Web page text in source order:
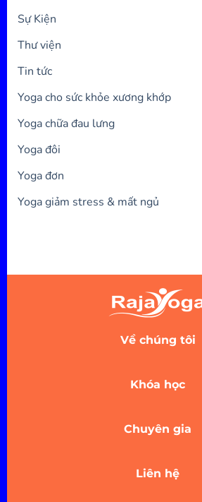
Sự Kiện
Thư viện
Tin tức
Yoga cho sức khỏe xương khớp
Yoga chữa đau lưng
Yoga đôi
Yoga đơn
Yoga giảm stress & mất ngủ
Về chúng tôi
Khóa học
Chuyên gia
Liên hệ